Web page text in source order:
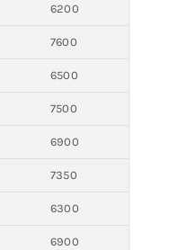
6200
7600
6500
7500
6900
7350
6300
6900